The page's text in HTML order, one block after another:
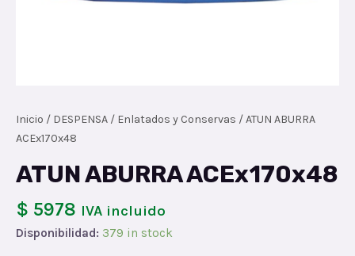
Inicio / DESPENSA / Enlatados y Conservas / ATUN ABURRA
ACEx170x48
ATUN ABURRA ACEx170x48
$ 5978 IVA incluido
Disponibilidad: 379 in stock